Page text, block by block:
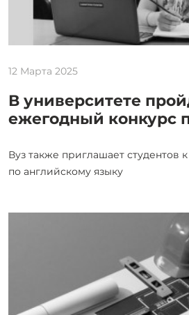
12 Марта 2025
В университете
ежегодный конкурс
Вуз также приглашает студентов
по английскому языку